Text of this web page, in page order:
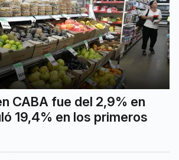
CABA fue del 2,9% en
19,4% en los primeros